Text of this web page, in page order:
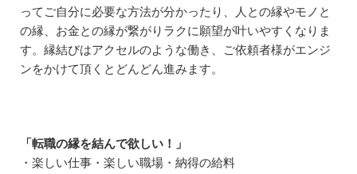
ってご自分に必要な方法が分かったり、人との縁やモノと
の縁、お金との縁が繋がりラクに願望が叶いやすくなりま
す。縁結びはアクセルのような働き、ご依頼者様がエンジ
ンをかけて頂くとどんどん進みます。
「転職の縁を結んで欲しい！」
・楽しい仕事・楽しい職場・納得の給料